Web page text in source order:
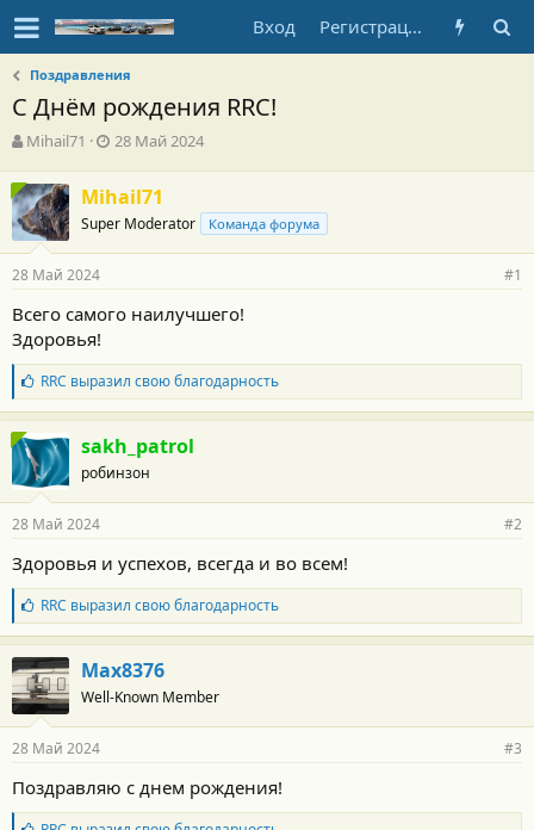
Вход Регистрация
Поздравления
С Днём рождения RRC!
А
т
о
р
т
е
м
ы
Mihail71
Д
а
н
а
л
28 Май 2024
Mihail71
Super Moderator Команда форума
28 Май 2024 #1
Всего самого наилучшего!
Здоровья!
Б
л
а
г
о
д
а
н
с
т
и
:
RRC выразил свою благодарность
sakh_patrol
робинзон
28 Май 2024 #2
Здоровья и успехов, всегда и во всем!
Б
л
а
г
о
д
а
н
с
т
RRC выразил свою благодарность
Max8376
Well-Known Member
28 Май 2024 #3
Поздравляю с днем рождения!